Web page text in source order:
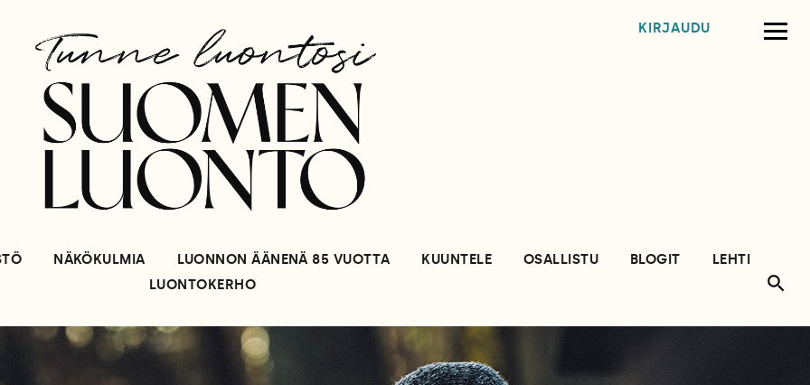
KIRJAUDU
NÄKÖKULMIA LUONNON ÄÄNENÄ 85 VUOTTA KUUNTELE OSALLISTU BLOGIT
LEHTI
LUONTOKERHO